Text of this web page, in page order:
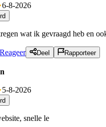
6-8-2026
wat ik gevraagd heb en
Reageer Deel Rapporteer
5-8-2026
snelle le